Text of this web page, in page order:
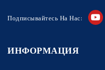
Подписывайтесь На Нас:
ИНФОРМАЦИЯ